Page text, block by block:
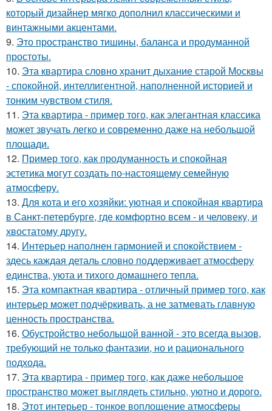
который дизайнер мягко дополнил классическими и
винтажными акцентами.
9. Это пространство тишины, баланса и продуманной
простоты.
10. Эта квартира словно хранит дыхание старой Москвы
- спокойной, интеллигентной, наполненной историей и
тонким чувством стиля.
11. Эта квартира - пример того, как элегантная классика
может звучать легко и современно даже на небольшой
площади.
12. Пример того, как продуманность и спокойная
эстетика могут создать по-настоящему семейную
атмосферу.
13. Для кота и его хозяйки: уютная и спокойная квартира
в Санкт-петербурге, где комфортно всем - и человеку, и
хвостатому другу.
14. Интерьер наполнен гармонией и спокойствием -
здесь каждая деталь словно поддерживает атмосферу
единства, уюта и тихого домашнего тепла.
15. Эта компактная квартира - отличный пример того, как
интерьер может подчёркивать, а не затмевать главную
ценность пространства.
16. Обустройство небольшой ванной - это всегда вызов,
требующий не только фантазии, но и рационального
подхода.
17. Эта квартира - пример того, как даже небольшое
пространство может выглядеть стильно, уютно и дорого.
18. Этот интерьер - тонкое воплощение атмосферы